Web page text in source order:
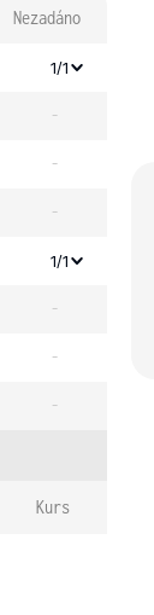
Nezadáno
1/1
-
-
-
1/1
-
-
-
Kurs